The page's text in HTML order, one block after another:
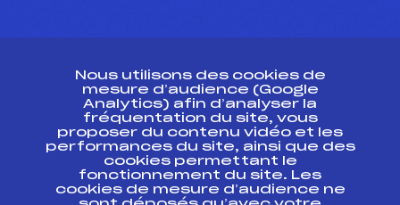
ESPACE PRESSE
Ressources
Pass’Neige
Projet sportif fédéral
Projet de performance fédéral
Nous utilisons des cookies de
mesure d’audience (Google
Analytics) afin d’analyser la
fréquentation du site, vous
proposer du contenu vidéo et les
performances du site, ainsi que des
cookies permettant le
fonctionnement du site. Les
cookies de mesure d’audience ne